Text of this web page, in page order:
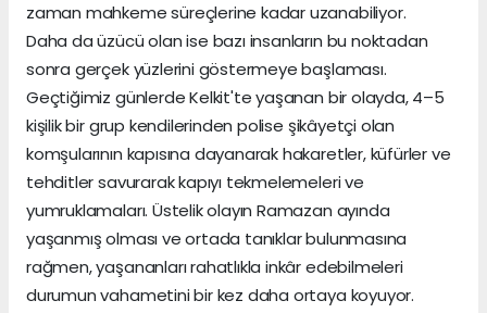
zaman mahkeme süreçlerine kadar uzanabiliyor.
Daha da üzücü olan ise bazı insanların bu noktadan
sonra gerçek yüzlerini göstermeye başlaması.
Geçtiğimiz günlerde Kelkit'te yaşanan bir olayda, 4–5
kişilik bir grup kendilerinden polise şikâyetçi olan
komşularının kapısına dayanarak hakaretler, küfürler ve
tehditler savurarak kapıyı tekmelemeleri ve
yumruklamaları. Üstelik olayın Ramazan ayında
yaşanmış olması ve ortada tanıklar bulunmasına
rağmen, yaşananları rahatlıkla inkâr edebilmeleri
durumun vahametini bir kez daha ortaya koyuyor.